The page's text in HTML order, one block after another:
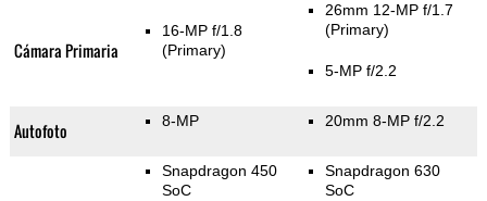
Cámara Primaria
16-MP f/1.8
(Primary)
26mm 12-MP f/1.7
(Primary)
5-MP f/2.2
Autofoto 8-MP 20mm 8-MP f/2.2
Snapdragon 450
SoC
Snapdragon 630
SoC